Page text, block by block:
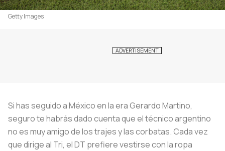
Getty Images
Si has seguido a México en la era Gerardo Martino,
seguro te habrás dado cuenta que el técnico argentino
no es muy amigo de los trajes y las corbatas. Cada vez
que dirige al Tri, el DT prefiere vestirse con la ropa